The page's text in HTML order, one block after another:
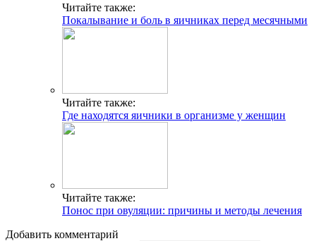
Читайте также:
Покалывание и боль в яичниках перед месячными
Читайте также:
Где находятся яичники в организме у женщин
Читайте также:
Понос при овуляции: причины и методы лечения
Добавить комментарий